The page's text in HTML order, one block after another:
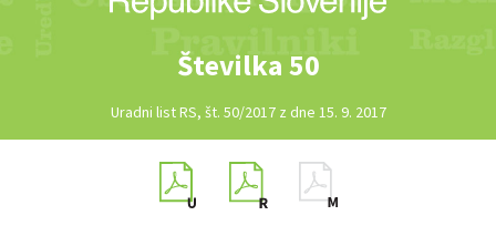
Številka 50
Uradni list RS, št. 50/2017 z dne 15. 9. 2017